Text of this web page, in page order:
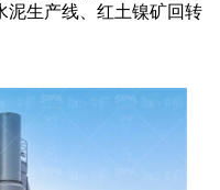
泥生产线、红土镍矿回转